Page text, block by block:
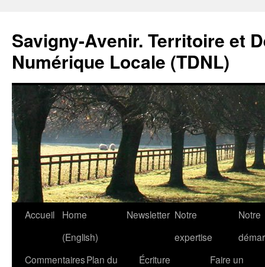
Savigny-Avenir. Territoire et
Numérique Locale (TDNL)
Aller
contenu
Accueil
Home
(English)
Newsletter Notre
expertise
Notre
CommentairesPlan du
Écriture
Faire un